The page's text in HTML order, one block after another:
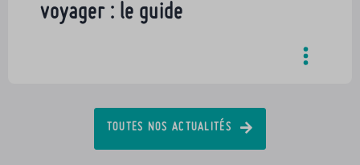
voyager : le guide
TOUTES NOS ACTUALITÉS